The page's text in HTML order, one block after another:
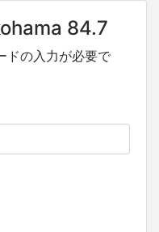
84.7
ドの入力が必要で